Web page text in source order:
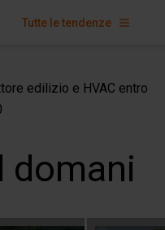
Tutte le tendenze
edilizio e HVAC entro
domani